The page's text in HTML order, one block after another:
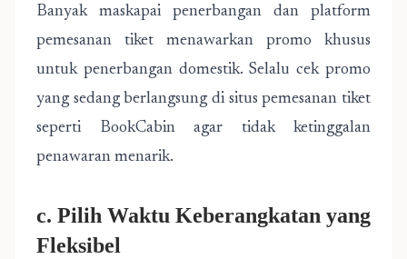
Banyak maskapai penerbangan dan platform
pemesanan tiket menawarkan promo khusus
untuk penerbangan domestik. Selalu cek promo
yang sedang berlangsung di situs pemesanan tiket
seperti BookCabin agar tidak ketinggalan
penawaran menarik.
c. Pilih Waktu Keberangkatan yang
Fleksibel